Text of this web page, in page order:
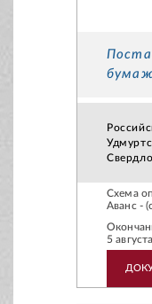
Схема
Аванс -
5